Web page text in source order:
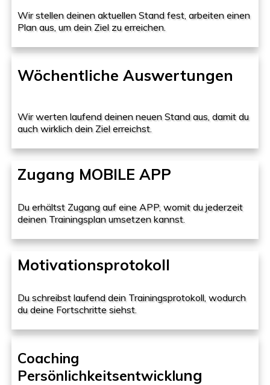
Wir stellen deinen aktuellen Stand fest, arbeiten einen
Plan aus, um dein Ziel zu erreichen.
Wöchentliche Auswertungen
Wir werten laufend deinen neuen Stand aus, damit du
auch wirklich dein Ziel erreichst.
Zugang MOBILE APP
Du erhältst Zugang auf eine APP, womit du jederzeit
deinen Trainingsplan umsetzen kannst.
Motivationsprotokoll
Du schreibst laufend dein Trainingsprotokoll, wodurch
du deine Fortschritte siehst.
Coaching
Persönlichkeitsentwicklung